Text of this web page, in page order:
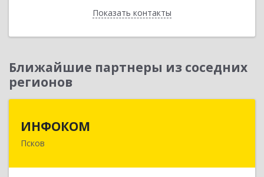
Показать контакты
Назад
Ближайшие партнеры из соседних
регионов
ИНФОКОМ
Псков180000, Псковская обл, Псков г, Советская ул,